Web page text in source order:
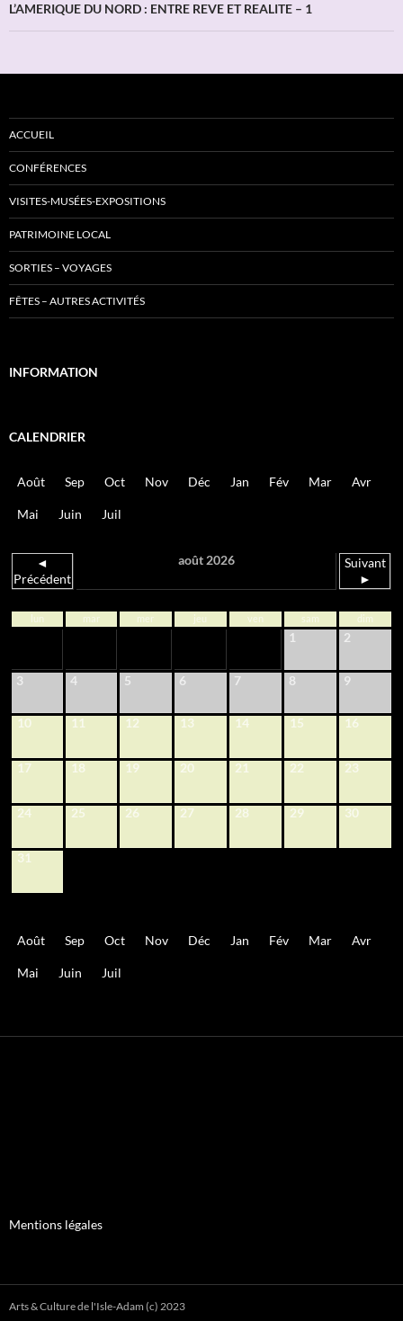
L’AMERIQUE DU NORD : ENTRE REVE ET REALITE – 1
ACCUEIL
CONFÉRENCES
VISITES-MUSÉES-EXPOSITIONS
PATRIMOINE LOCAL
SORTIES – VOYAGES
FÊTES – AUTRES ACTIVITÉS
INFORMATION
CALENDRIER
Août Sep Oct Nov Déc Jan Fév Mar Avr
Mai Juin Juil
◄
Précédent
août 2026
Suivant
►
lun mar mer jeu ven sam dim
1 2
3 4 5 6 7 8 9
10 11 12 13 14 15 16
17 18 19 20 21 22 23
24 25 26 27 28 29 30
31
Août Sep Oct Nov Déc Jan Fév Mar Avr
Mai Juin Juil
Mentions légales